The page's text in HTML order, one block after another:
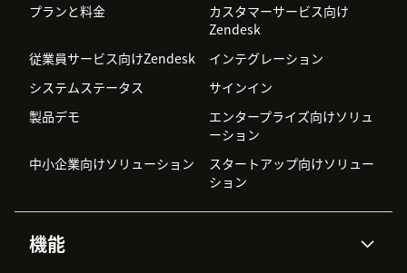
プランと料金
カスタマーサービス向け
Zendesk
従業員サービス向けZendesk
インテグレーション
システムステータス
サインイン
製品デモ
エンタープライズ向けソリュ
ーション
中小企業向けソリューション
スタートアップ向けソリュー
ション
機能